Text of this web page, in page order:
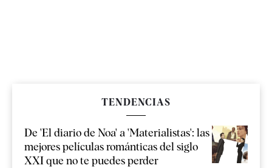
TENDENCIAS
De 'El diario de Noa' a 'Materialistas': las
mejores películas románticas del siglo
XXI que no te puedes perder